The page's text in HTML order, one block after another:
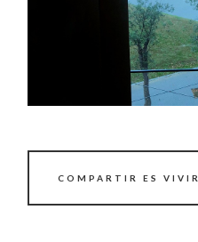
COMPARTIR ES VIVIR